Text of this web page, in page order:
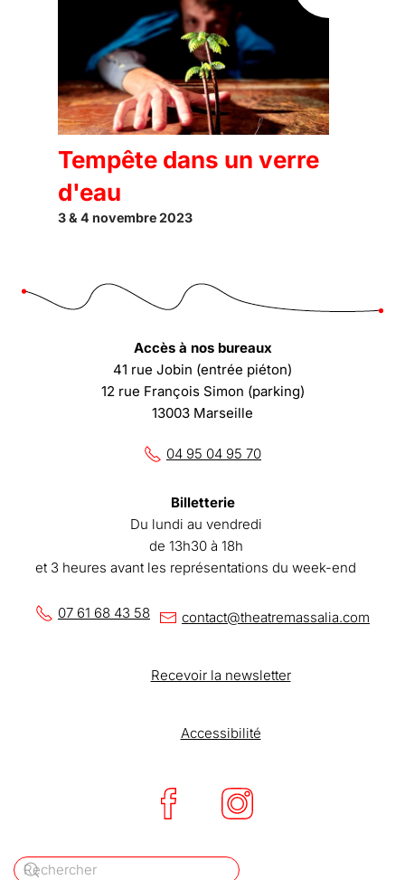
Tempête dans un verre
d'eau
3 & 4 novembre 2023
Accès à nos bureaux
41 rue Jobin (entrée piéton)
12 rue François Simon (parking)
13003 Marseille
04 95 04 95 70
Billetterie
Du lundi au vendredi
de 13h30 à 18h
et 3 heures avant les représentations du week-end
07 61 68 43 58 contact@theatremassalia.com
Recevoir la newsletter
Accessibilité